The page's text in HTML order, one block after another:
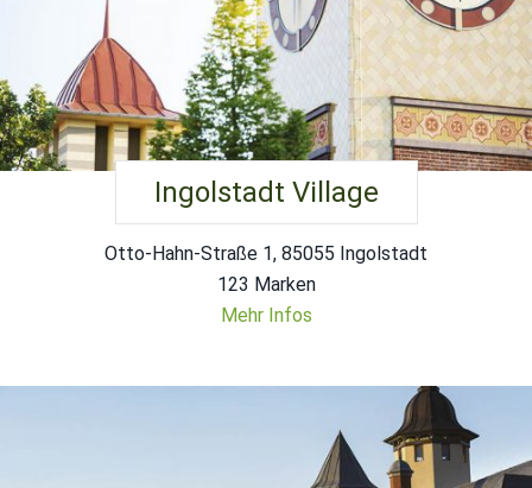
Ingolstadt Village
Otto-Hahn-Straße 1, 85055 Ingolstadt
123 Marken
Mehr Infos